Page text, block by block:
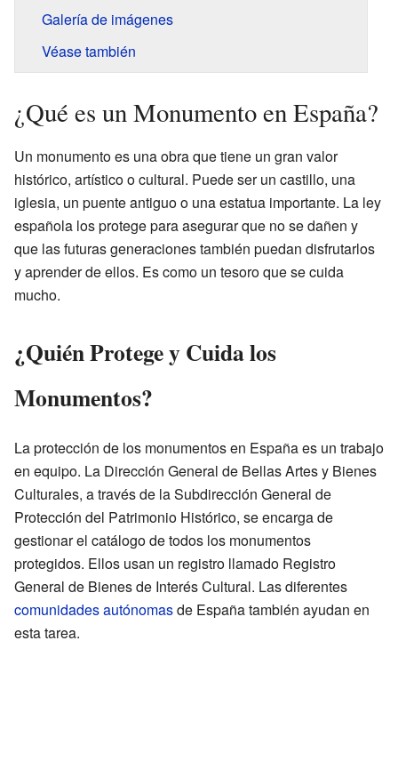
Galería de imágenes
Véase también
¿Qué es un Monumento en España?
Un monumento es una obra que tiene un gran valor
histórico, artístico o cultural. Puede ser un castillo, una
iglesia, un puente antiguo o una estatua importante. La ley
española los protege para asegurar que no se dañen y
que las futuras generaciones también puedan disfrutarlos
y aprender de ellos. Es como un tesoro que se cuida
mucho.
¿Quién Protege y Cuida los
Monumentos?
La protección de los monumentos en España es un trabajo
en equipo. La Dirección General de Bellas Artes y Bienes
Culturales, a través de la Subdirección General de
Protección del Patrimonio Histórico, se encarga de
gestionar el catálogo de todos los monumentos
protegidos. Ellos usan un registro llamado Registro
General de Bienes de Interés Cultural. Las diferentes
comunidades autónomasde España también ayudan en
esta tarea.